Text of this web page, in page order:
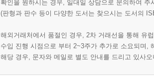
확인을 원하시는 경우, 일대일 상담으로 문의하여 주
(판형과 판수 등이 다양한 도서는 찾으시는 도서의
해외거래처에서 품절인 경우, 2차 거래선을 통해 유
수입 진행 시점으로 부터 2~3주가 추가로 소요되며,
해당 경우, 문자와 메일로 별도 안내를 드리고 있사